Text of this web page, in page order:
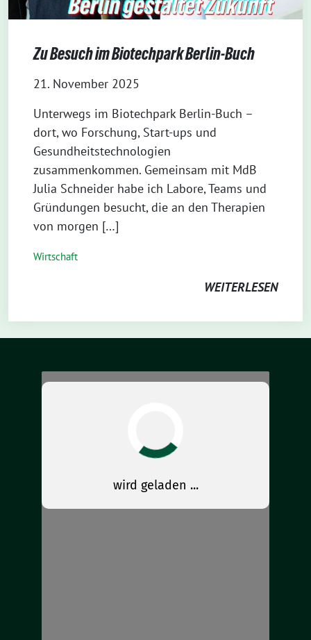
Zu Besuch im Biotechpark Berlin-Buch
21. November 2025
⁨Unterwegs im Biotechpark Berlin-Buch –
dort, wo Forschung, Start-ups und
Gesundheitstechnologien
zusammenkommen. Gemeinsam mit MdB
Julia Schneider habe ich Labore, Teams und
Gründungen besucht, die an den Therapien
von morgen […]
Wirtschaft
WEITERLESEN